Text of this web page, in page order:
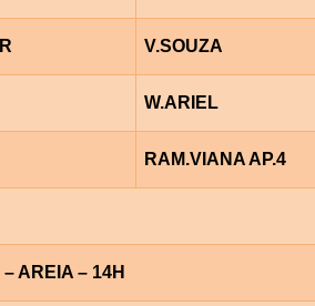
V.SOUZA
W.ARIEL
RAM.VIANA AP.4
AREIA – 14H